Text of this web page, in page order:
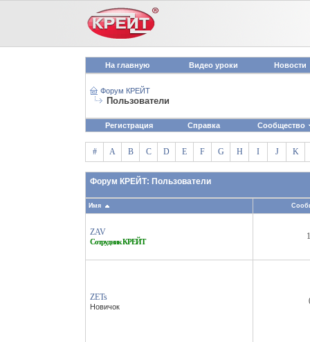
На главную Видео уроки Новости
Форум КРЕЙТ
Пользователи
Регистрация Справка Сообщество
# A B C D E F G H I J K
Форум КРЕЙТ: Пользователи
Имя
ZAV
Сотрудник КРЕЙТ
ZETs
Новичок